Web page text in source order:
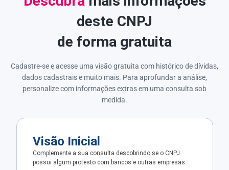
deste CNPJ
de forma gratuita
Cadastre-se e acesse uma visão gratuita com histórico de dívidas,
dados cadastrais e muito mais. Para aprofundar a análise,
personalize com informações extras em uma consulta sob
medida.
Visão Inicial
Complemente a sua consulta descobrindo se o CNPJ
possui algum protesto com bancos e outras empresas.